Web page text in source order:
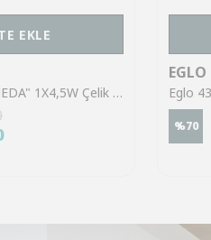
EKLE
Eglo 75321 "ALAMEDA" 1X4,5W Çelik Nikel Mat Sıva Üstü Spot
EGLO
%70